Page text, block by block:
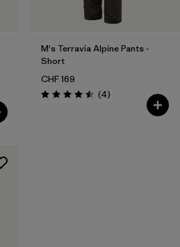
M's Terravia Alpine Pants -
Short
CHF 169
Évaluation: 4.5 / 5
(4Avis
)